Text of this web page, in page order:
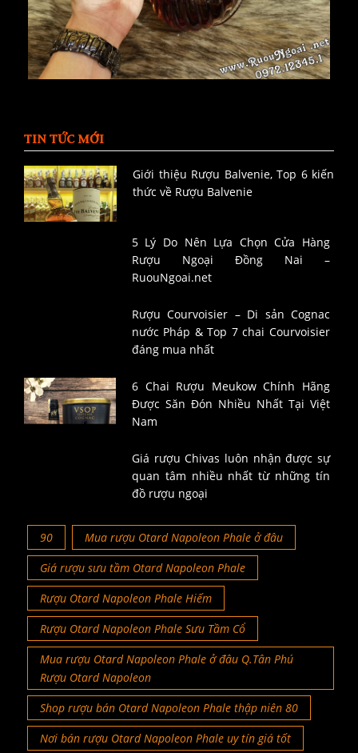
TIN TỨC MỚI
Giới thiệu Rượu Balvenie, Top 6 kiến
thức về Rượu Balvenie
5 Lý Do Nên Lựa Chọn Cửa Hàng
Rượu Ngoại Đồng Nai –
RuouNgoai.net
Rượu Courvoisier – Di sản Cognac
nước Pháp & Top 7 chai Courvoisier
đáng mua nhất
6 Chai Rượu Meukow Chính Hãng
Được Săn Đón Nhiều Nhất Tại Việt
Nam
Giá rượu Chivas luôn nhận được sự
quan tâm nhiều nhất từ những tín
đồ rượu ngoại
90
Mua rượu Otard Napoleon Phale ở đâu
Giá rượu sưu tầm Otard Napoleon Phale
Rượu Otard Napoleon Phale Hiếm
Rượu Otard Napoleon Phale Sưu Tầm Cổ
Mua rượu Otard Napoleon Phale ở đâu Q.Tân Phú
Rượu Otard Napoleon
Shop rượu bán Otard Napoleon Phale thập niên 80
Nơi bán rượu Otard Napoleon Phale uy tín giá tốt